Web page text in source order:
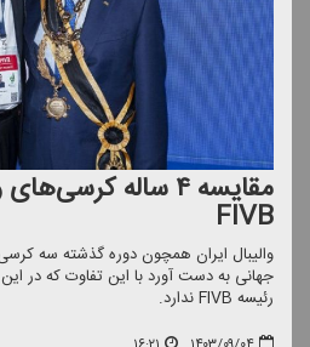
مقایسه ۴ ساله
FIVB
والیبال ایران همچون دوره گذشته سه
جهانی به دست آورد با این تفاوت كه در
رئیسه FIVB ندارد.